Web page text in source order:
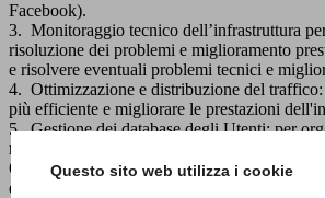
Questo sito web utilizza i cookie
Facebook).
3. Monitoraggio tecnico dell’infrastruttura
risoluzione dei problemi e miglioramento
e risolvere eventuali problemi tecnici e
4. Ottimizzazione e distribuzione del
più efficiente e migliorare le prestazioni
5. Gestione dei database degli Utenti: per
modificare i dati dell'Utente.
6. Monitoraggio, analisi e tracciamento del
dell’Utente: per monitorare e analizzare come